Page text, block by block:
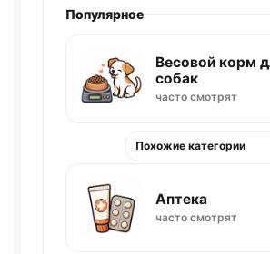
Популярное
Весовой корм
собак
часто смотрят
Похожие категории
Аптека
часто смотрят